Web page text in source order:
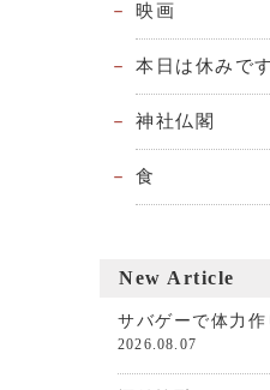
映画
本日は休みです
神社仏閣
食
New Article
サバゲーで体力作
2026.08.07